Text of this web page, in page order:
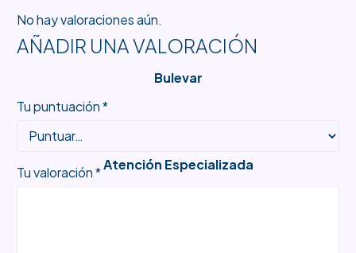
Bulevar
Atención Especializada
No hay valoraciones aún.
AÑADIR UNA VALORACIÓN
Tu puntuación*
Tu valoración*